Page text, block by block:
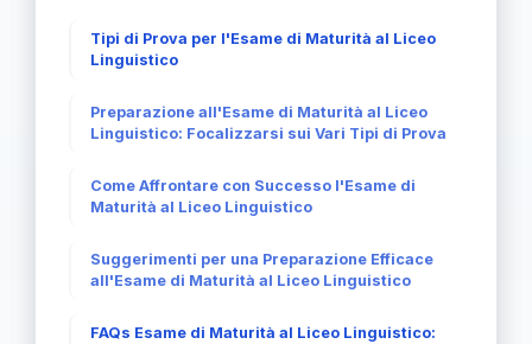
Tipi di Prova per l'Esame di Maturità al Liceo
Linguistico
Preparazione all'Esame di Maturità al Liceo
Linguistico: Focalizzarsi sui Vari Tipi di Prova
Come Affrontare con Successo l'Esame di
Maturità al Liceo Linguistico
Suggerimenti per una Preparazione Efficace
all'Esame di Maturità al Liceo Linguistico
FAQs Esame di Maturità al Liceo Linguistico: